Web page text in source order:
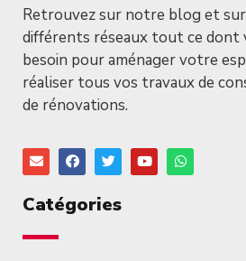
Retrouvez sur notre blog et
différents réseaux tout ce dont
besoin pour aménager votre
réaliser tous vos travaux de
de rénovations.
Catégories